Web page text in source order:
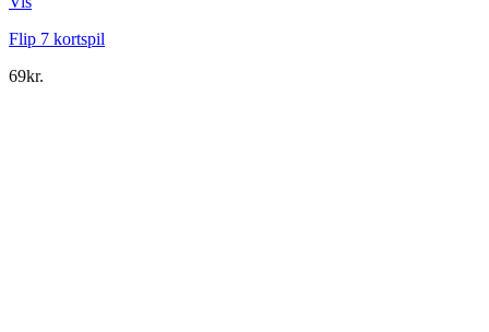
Flip 7 kortspil
69kr.